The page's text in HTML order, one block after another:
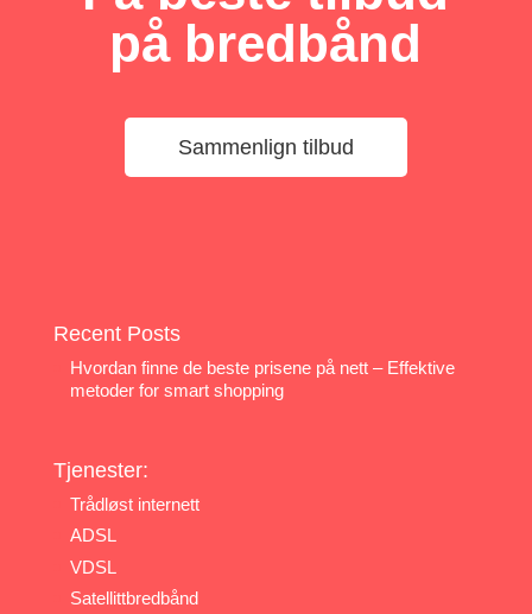
på bredbånd
Sammenlign tilbud
Recent Posts
Hvordan finne de beste prisene på nett – Effektive
metoder for smart shopping
Tjenester:
Trådløst internett
ADSL
VDSL
Satellittbredbånd